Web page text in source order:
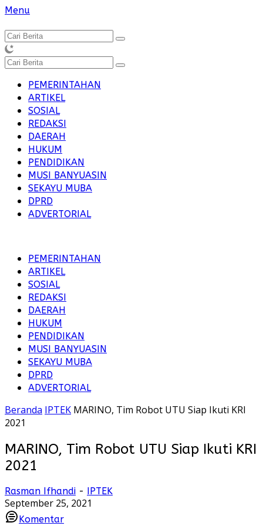
Langsung
konten
Menu
PEMERINTAHAN
ARTIKEL
SOSIAL
REDAKSI
DAERAH
HUKUM
PENDIDIKAN
MUSI BANYUASIN
SEKAYU MUBA
DPRD
ADVERTORIAL
PEMERINTAHAN
ARTIKEL
SOSIAL
REDAKSI
DAERAH
HUKUM
PENDIDIKAN
MUSI BANYUASIN
SEKAYU MUBA
DPRD
ADVERTORIAL
Beranda IPTEK MARINO, Tim Robot UTU Siap Ikuti KRI
2021
MARINO, Tim Robot UTU Siap Ikuti KRI
2021
Rasman Ifhandi - IPTEK
September 25, 2021
Komentar